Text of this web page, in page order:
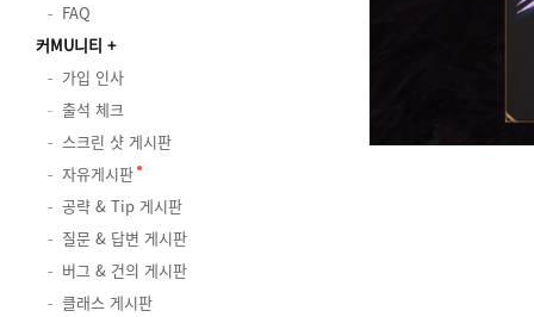
FAQ
커MU니티
가입 인사
출석 체크
스크린 샷 게시판
자유게시판
공략 & Tip 게시판
질문 & 답변 게시판
버그 & 건의 게시판
클래스 게시판